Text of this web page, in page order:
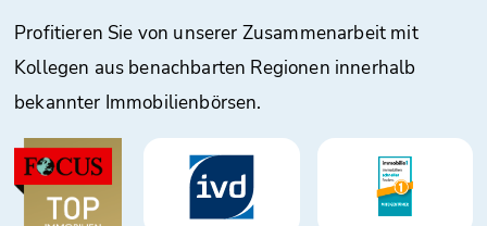
Profitieren Sie von unserer Zusammenarbeit mit
Kollegen aus benachbarten Regionen innerhalb
bekannter Immobilienbörsen.